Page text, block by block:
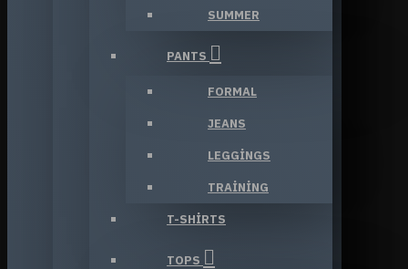
SUMMER
PANTS
FORMAL
JEANS
LEGGINGS
TRAINING
T-SHIRTS
TOPS